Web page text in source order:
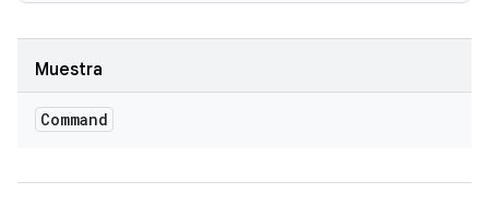
Muestra
Command